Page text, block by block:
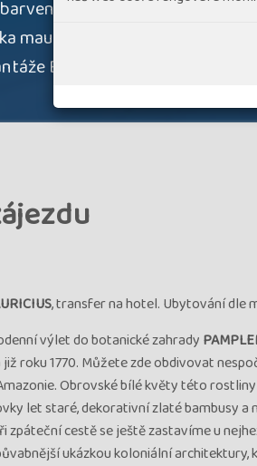
Země sedmi barev
mauricijského rumu
Bois Cheri
, transfer na hotel. Ubytování dle
výlet do botanické zahrady
roku 1770. Můžete zde obdivovat
Obrovské bílé květy této
let staré, dekorativní zlaté bambusy
zpáteční cestě se ještě zastavíme u
ukázkou koloniální